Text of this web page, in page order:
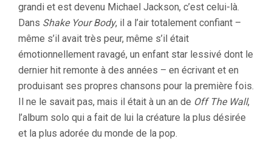
grandi et est devenu Michael Jackson, c’est celui-là.
Dans Shake Your Body, il a l’air totalement confiant –
même s’il avait très peur, même s’il était
émotionnellement ravagé, un enfant star lessivé dont le
dernier hit remonte à des années – en écrivant et en
produisant ses propres chansons pour la première fois.
Il ne le savait pas, mais il était à un an de Off The Wall,
l’album solo qui a fait de lui la créature la plus désirée
et la plus adorée du monde de la pop.